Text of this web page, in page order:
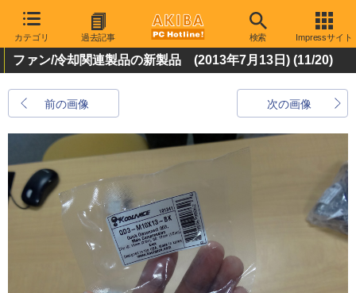
カテゴリ 過去記事 検索 Impressサイト
ファン/冷却関連製品の新製品 (2013年7月13日) (11/20)
前の画像 次の画像